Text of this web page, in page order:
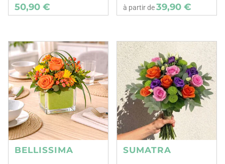
50,90 € à partir de39,90 €
BELLISSIMA SUMATRA